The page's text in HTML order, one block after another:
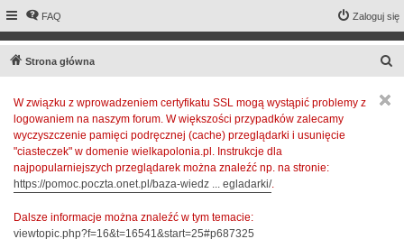
FAQ Zaloguj się
Strona główna
W związku z wprowadzeniem certyfikatu SSL mogą wystąpić problemy z
logowaniem na naszym forum. W większości przypadków zalecamy
wyczyszczenie pamięci podręcznej (cache) przeglądarki i usunięcie
"ciasteczek" w domenie wielkapolonia.pl. Instrukcje dla
najpopularniejszych przeglądarek można znaleźć np. na stronie:
https://pomoc.poczta.onet.pl/baza-wiedz ... egladarki/.
Dalsze informacje można znaleźć w tym temacie:
viewtopic.php?f=16&t=16541&start=25#p687325